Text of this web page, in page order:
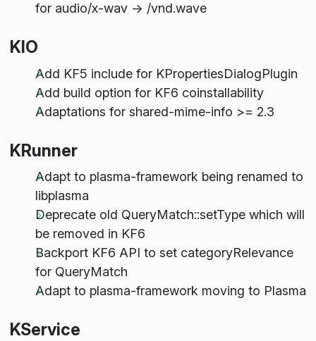
for audio/x-wav -> /vnd.wave
KIO
Add KF5 include for KPropertiesDialogPlugin
Add build option for KF6 coinstallability
Adaptations for shared-mime-info >= 2.3
KRunner
Adapt to plasma-framework being renamed to
libplasma
Deprecate old QueryMatch::setType which will
be removed in KF6
Backport KF6 API to set categoryRelevance
for QueryMatch
Adapt to plasma-framework moving to Plasma
KService